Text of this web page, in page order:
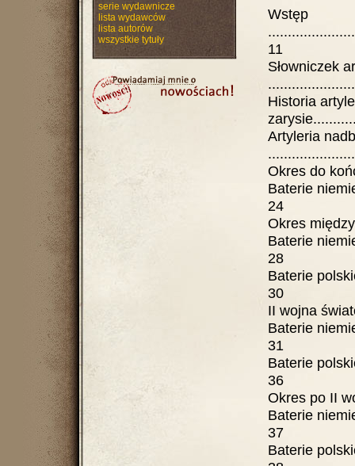
serie wydawnicze
lista wydawców
lista autorów
wszystkie tytuły
Wstęp
11
Słowniczek
Historia
Artyleria
Okres do
Baterie
24
Okres
Baterie
28
Baterie
30
II wojna
Baterie
31
Baterie
36
Okres po II
Baterie
37
Baterie